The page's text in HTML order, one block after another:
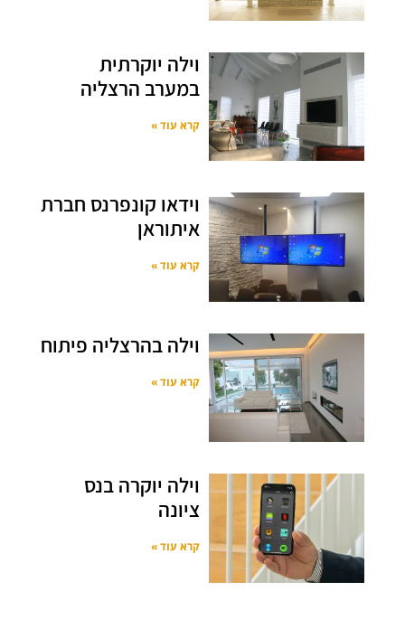
וילה יוקרתית
במערב הרצליה
קרא עוד »
וידאו קונפרנס חברת
איתוראן
קרא עוד »
וילה בהרצליה פיתוח
קרא עוד »
וילה יוקרה בנס
ציונה
קרא עוד »